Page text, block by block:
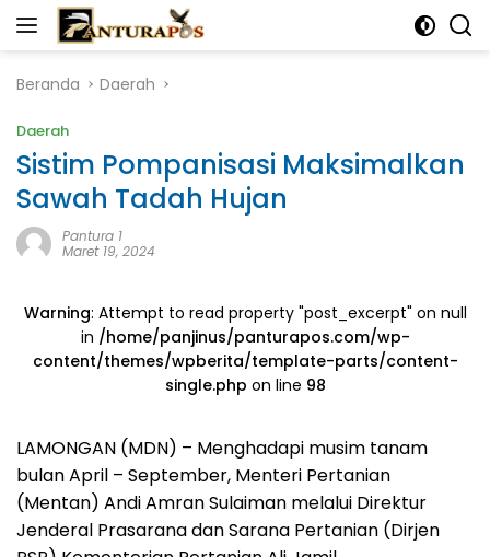
Langsung
Beranda
Daerah
Daerah
Sistim Pompanisasi Maksimalkan
Sawah Tadah Hujan
Pantura 1
Maret 19, 2024
Warning: Attempt to read property "post_excerpt" on null
in /home/panjinus/panturapos.com/wp-
content/themes/wpberita/template-parts/content-
single.php on line 98
LAMONGAN (MDN) – Menghadapi musim tanam
bulan April – September, Menteri Pertanian
(Mentan) Andi Amran Sulaiman melalui Direktur
Jenderal Prasarana dan Sarana Pertanian (Dirjen